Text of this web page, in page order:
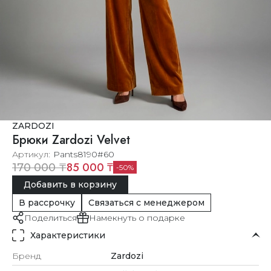
ZARDOZI
Брюки Zardozi Velvet
Артикул Pants8190#60
170 000 ₸85 000 ₸ 50
Добавить в корзину
В рассрочку
Связаться с менеджером
Поделиться
Намекнуть о подарке
Характеристики
Бренд
Zardozi